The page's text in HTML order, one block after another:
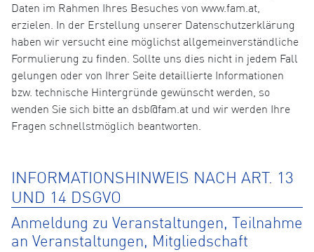
Daten im Rahmen Ihres Besuches von www.fam.at,
erzielen. In der Erstellung unserer Datenschutzerklärung
haben wir versucht eine möglichst allgemeinverständliche
Formulierung zu finden. Sollte uns dies nicht in jedem Fall
gelungen oder von Ihrer Seite detaillierte Informationen
bzw. technische Hintergründe gewünscht werden, so
wenden Sie sich bitte an dsb@fam.at und wir werden Ihre
Fragen schnellstmöglich beantworten.
INFORMATIONSHINWEIS NACH ART. 13
UND 14 DSGVO
Anmeldung zu Veranstaltungen, Teilnahme
an Veranstaltungen, Mitgliedschaft